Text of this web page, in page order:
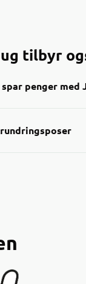
tilbyr
penger med
Nå kan du enkelt